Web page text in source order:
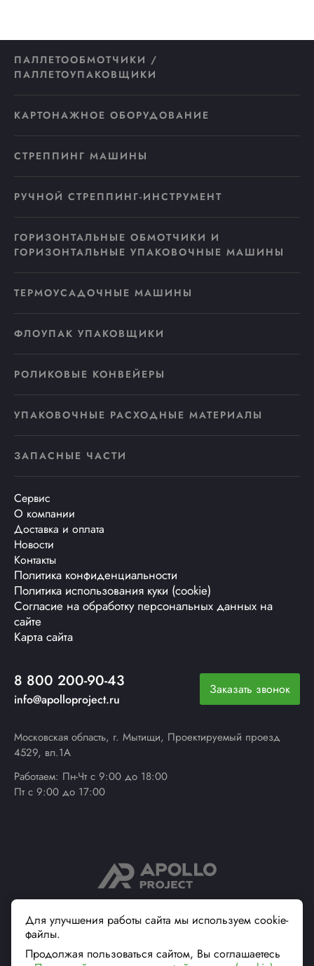
ПАЛЛЕТООБМОТЧИКИ /
ПАЛЛЕТОУПАКОВЩИКИ
КАРТОНАЖНОЕ ОБОРУДОВАНИЕ
СТРЕППИНГ МАШИНЫ
РУЧНОЙ СТРЕППИНГ-ИНСТРУМЕНТ
ГОРИЗОНТАЛЬНЫЕ ОБМОТЧИКИ И
ГОРИЗОНТАЛЬНЫЕ УПАКОВОЧНЫЕ МАШИНЫ
ТЕРМОУСАДОЧНЫЕ МАШИНЫ
ФЛОУПАК УПАКОВЩИКИ
РОЛИКОВЫЕ КОНВЕЙЕРЫ
УПАКОВОЧНЫЕ РАСХОДНЫЕ МАТЕРИАЛЫ
ЗАПАСНЫЕ ЧАСТИ
современной упаковки
Сервис
О компании
Доставка и оплата
Новости
Контакты
Политика конфиденциальности
Политика использования куки (cookie)
Согласие на обработку персональных данных на
сайте
Карта сайта
8 800 200-90-43
info@apolloproject.ru
Заказать звонок
Московская область, г. Мытищи, Проектируемый проезд
4529, вл.1А
Работаем: Пн-Чт с 9:00 до 18:00
Пт с 9:00 до 17:00
Для улучшения работы сайта мы используем cookie-
файлы.
Продолжая пользоваться сайтом, Вы соглашаетесь